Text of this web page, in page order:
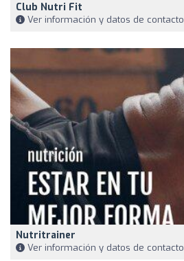
Club Nutri Fit
Ver información y datos de contacto
Nutritrainer
Ver información y datos de contacto